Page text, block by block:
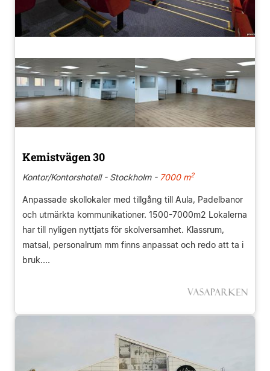
Kemistvägen 30
Kontor/Kontorshotell - Stockholm -7000 m2
Anpassade skollokaler med tillgång till Aula, Padelbanor
och utmärkta kommunikationer. 1500-7000m2 Lokalerna
har till nyligen nyttjats för skolversamhet. Klassrum,
matsal, personalrum mm finns anpassat och redo att ta i
bruk....